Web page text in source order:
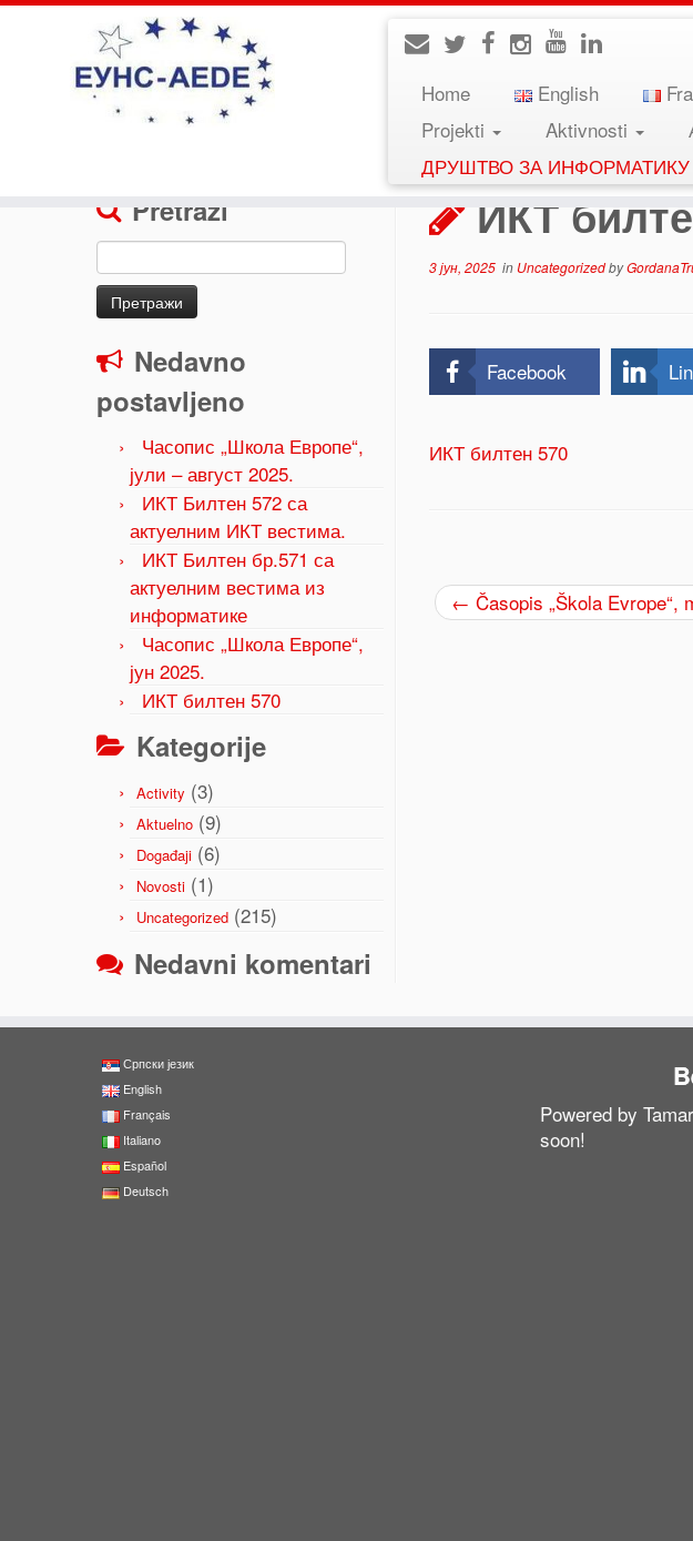
Home English
Projekti
Aktivnosti
ДРУШТВО ЗА
ИКТ билтен 570
Pretraži
Претрага
за:
Nedavno
postavljeno
Часопис „Школа Европе“,
јули – август 2025.
ИКТ Билтен 572 са
актуелним ИКТ вестима.
ИКТ Билтен бр.571 са
актуелним вестима из
информатике
Часопис „Школа Европе“,
јун 2025.
ИКТ билтен 570
Kategorije
Activity (3)
Aktuelno (9)
Događaji (6)
Novosti (1)
Uncategorized (215)
Nedavni komentari
ИКТ
3 јун, 2025 in Uncategorizedby
Facebook
ИКТ билтен 570
← Časopis „Škola Evrope“,
Српски језик
English
Français
Italiano
Español
Deutsch
Powered by
soon!